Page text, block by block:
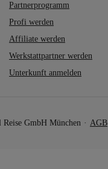
Partnerprogramm
Profi werden
Affiliate werden
Werkstattpartner werden
Unterkunft anmelden
GmbH München AGB